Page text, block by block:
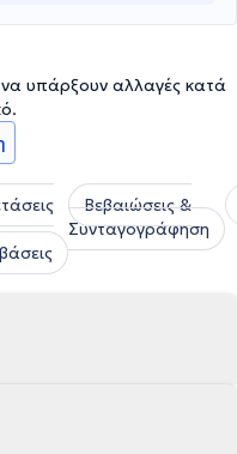
να υπάρξουν αλλαγές κατά
Βεβαιώσεις &
Συνταγογράφηση